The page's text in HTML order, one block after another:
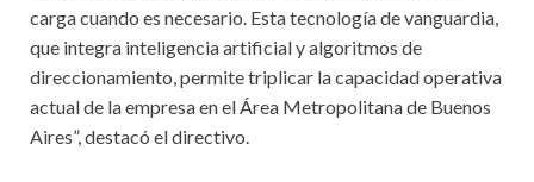
carga cuando es necesario. Esta tecnología de vanguardia,
que integra inteligencia artificial y algoritmos de
direccionamiento, permite triplicar la capacidad operativa
actual de la empresa en el Área Metropolitana de Buenos
Aires”, destacó el directivo.